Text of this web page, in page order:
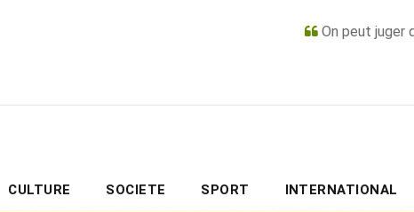
On peut juger
CULTURE SOCIETE SPORT INTERNATIONAL
PUBLICITÉ